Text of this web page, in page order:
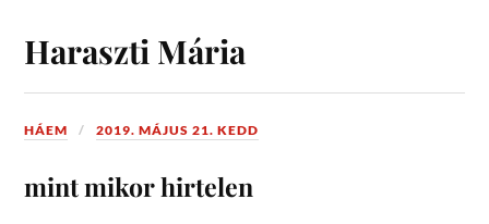
Haraszti Mária
HÁEM 2019. MÁJUS 21. KEDD
mint mikor hirtelen